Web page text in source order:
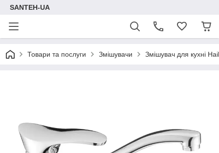
SANTEH-UA
Товари та послуги Змішувачи Змішувач для кухні